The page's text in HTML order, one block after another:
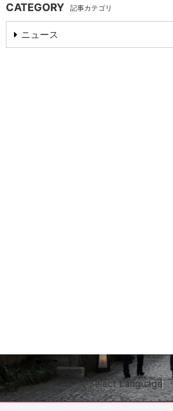
CATEGORY 記事カテゴリ
ニュース
Select Language▼